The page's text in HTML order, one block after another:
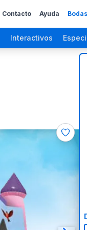
Contacto Ayuda
Interactivos